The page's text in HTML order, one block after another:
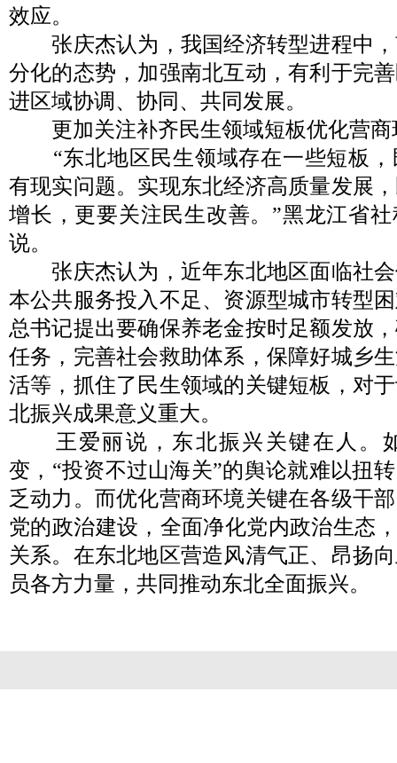
效应。
张庆杰认为，我国经济转型进程中，
分化的态势，加强南北互动，有利于完
进区域协调、协同、共同发展。
更加关注补齐民生领域短板优化营商
“东北地区民生领域存在一些短板，
有现实问题。实现东北经济高质量发展
增长，更要关注民生改善。”黑龙江省
说。
张庆杰认为，近年东北地区面临社会
本公共服务投入不足、资源型城市转型
总书记提出要确保养老金按时足额发放
任务，完善社会救助体系，保障好城乡
活等，抓住了民生领域的关键短板，对
北振兴成果意义重大。
王爱丽说，东北振兴关键在人。
变，“投资不过山海关”的舆论就难以扭
乏动力。而优化营商环境关键在各级干
党的政治建设，全面净化党内政治生态
关系。在东北地区营造风清气正、昂扬
员各方力量，共同推动东北全面振兴。